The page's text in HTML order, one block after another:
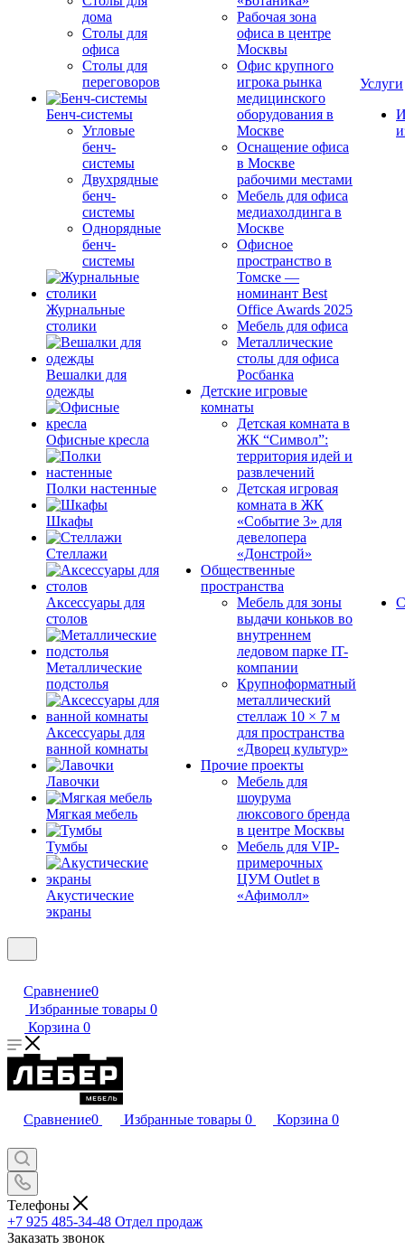
дома
Столы для
офиса
Столы для
переговоров
Бенч-системы
Угловые
бенч-
системы
Двухрядные
бенч-
системы
Однорядные
бенч-
системы
Журнальные
столики
Вешалки для
одежды
Офисные кресла
Полки настенные
Шкафы
Стеллажи
Аксессуары для
столов
Металлические
подстолья
Аксессуары для
ванной комнаты
Лавочки
Мягкая мебель
Тумбы
Акустические
экраны
Рабочая зона
офиса в центре
Москвы
Офис крупного
игрока рынка
медицинского
оборудования в
Москве
Оснащение офиса
в Москве
рабочими местами
Мебель для офиса
медиахолдинга в
Москве
Офисное
пространство в
Томске —
номинант Best
Office Awards 2025
Мебель для офиса
Металлические
столы для офиса
Росбанка
Детские игровые
комнаты
Детская комната в
ЖК “Символ”:
территория идей и
развлечений
Детская игровая
комната в ЖК
«Событие 3» для
девелопера
«Донстрой»
Общественные
пространства
Мебель для зоны
выдачи коньков во
внутреннем
ледовом парке IT-
компании
Крупноформатный
металлический
стеллаж 10 × 7 м
для пространства
«Дворец культур»
Прочие проекты
Мебель для
шоурума
люксового бренда
в центре Москвы
Мебель для VIP-
примерочных
ЦУМ Outlet в
«Афимолл»
Услуги
Сравнение0
Избранные товары 0
Корзина 0
Сравнение0 Избранные товары 0 Корзина 0
Телефоны
+7 925 485-34-48 Отдел продаж
Заказать звонок